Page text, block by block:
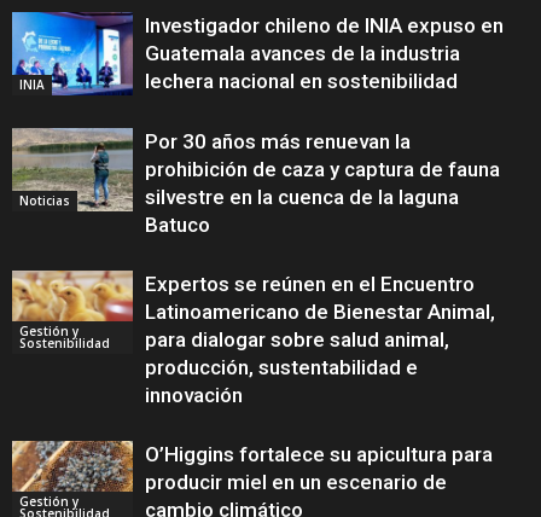
INIA
Investigador chileno de INIA expuso en
Guatemala avances de la industria
lechera nacional en sostenibilidad
Noticias
Por 30 años más renuevan la
prohibición de caza y captura de fauna
silvestre en la cuenca de la laguna
Batuco
Gestión y
Sostenibilidad
Expertos se reúnen en el Encuentro
Latinoamericano de Bienestar Animal,
para dialogar sobre salud animal,
producción, sustentabilidad e
innovación
Gestión y
Sostenibilidad
O’Higgins fortalece su apicultura para
producir miel en un escenario de
cambio climático